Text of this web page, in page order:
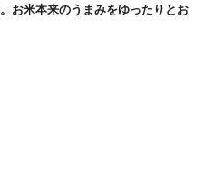
お米本来のうまみをゆったりとお